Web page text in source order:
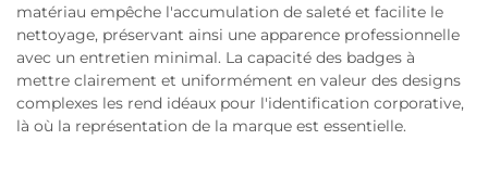
matériau empêche l'accumulation de saleté et facilite le
nettoyage, préservant ainsi une apparence professionnelle
avec un entretien minimal. La capacité des badges à
mettre clairement et uniformément en valeur des designs
complexes les rend idéaux pour l'identification corporative,
là où la représentation de la marque est essentielle.